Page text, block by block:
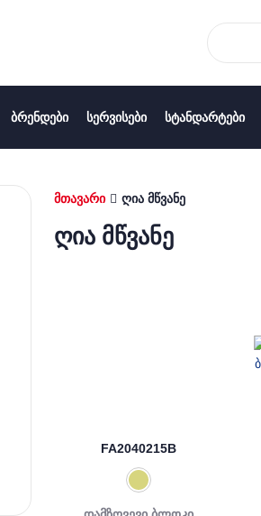
ᲑᲠᲔᲜᲓᲔᲑᲘ ᲡᲔᲠᲕᲘᲡᲔᲑᲘ ᲡᲢᲐᲜᲓᲐᲠᲢᲔᲑᲘ
მთავარი ღია მწვანე
ღია მწვანე
FA2040215B